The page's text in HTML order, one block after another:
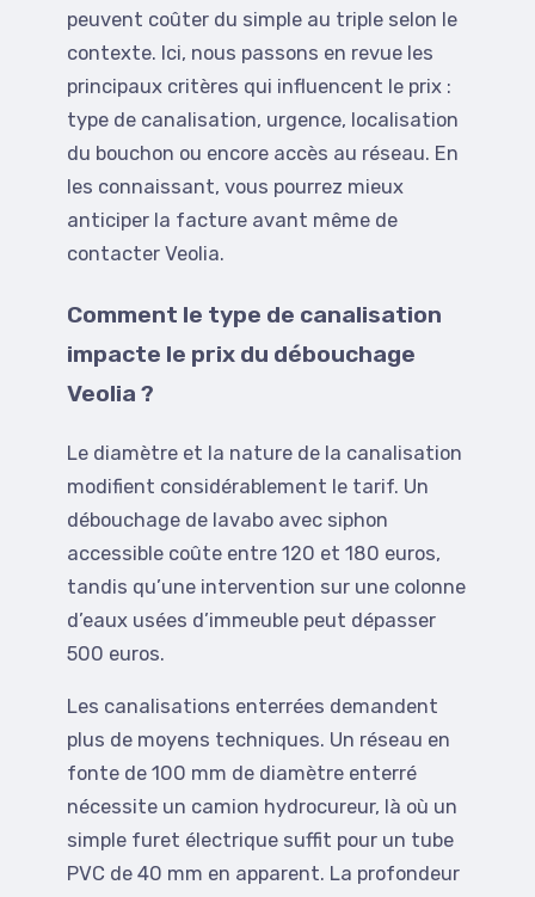
peuvent coûter du simple au triple selon le
contexte. Ici, nous passons en revue les
principaux critères qui influencent le prix :
type de canalisation, urgence, localisation
du bouchon ou encore accès au réseau. En
les connaissant, vous pourrez mieux
anticiper la facture avant même de
contacter Veolia.
Comment le type de canalisation
impacte le prix du débouchage
Veolia ?
Le diamètre et la nature de la canalisation
modifient considérablement le tarif. Un
débouchage de lavabo avec siphon
accessible coûte entre 120 et 180 euros,
tandis qu’une intervention sur une colonne
d’eaux usées d’immeuble peut dépasser
500 euros.
Les canalisations enterrées demandent
plus de moyens techniques. Un réseau en
fonte de 100 mm de diamètre enterré
nécessite un camion hydrocureur, là où un
simple furet électrique suffit pour un tube
PVC de 40 mm en apparent. La profondeur